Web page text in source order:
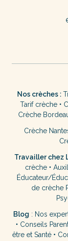
Nos crèches :
Tarif crèche •
Crèche
Crèche
Travailler chez
crèche•
Éducateur/
de crèche
Blog : Nos
• Conseils
être et Santé•